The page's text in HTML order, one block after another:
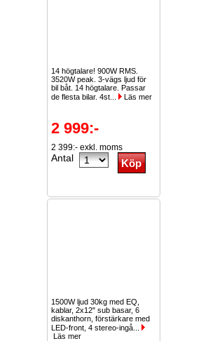
14 högtalare! 900W RMS.
3520W peak. 3-vägs ljud för
bil båt. 14 högtalare. Passar
de flesta bilar. 4st...
Läs mer
2 999:-
2 399:- exkl. moms
Antal
1500W ljud 30kg med EQ,
kablar, 2x12" sub basar, 6
diskanthorn, förstärkare med
LED-front, 4 stereo-ingå...
Läs mer